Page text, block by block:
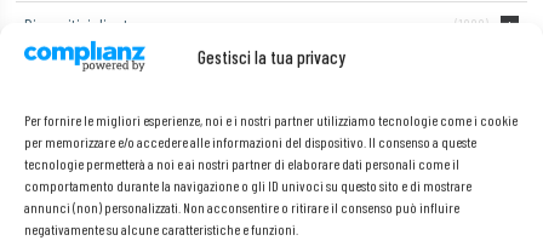
Gestisci la tua privacy
Per fornire le migliori esperienze, noi e i nostri partner utilizziamo tecnologie come i cookie
per memorizzare e/o accedere alle informazioni del dispositivo. Il consenso a queste
tecnologie permetterà a noi e ai nostri partner di elaborare dati personali come il
comportamento durante la navigazione o gli ID univoci su questo sito e di mostrare
annunci (non) personalizzati. Non acconsentire o ritirare il consenso può influire
negativamente su alcune caratteristiche e funzioni.
Dispositivi di rete (1000)
Monitor di computer
Telefoni e tablet